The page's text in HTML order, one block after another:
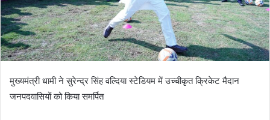
मुख्यमंत्री धामी ने सुरेन्द्र सिंह वल्दिया स्टेडियम में उच्चीकृत क्रिकेट मैदान
जनपदवासियों को किया समर्पित